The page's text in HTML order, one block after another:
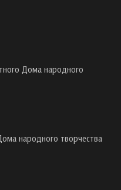
Дома народного
народного творчества